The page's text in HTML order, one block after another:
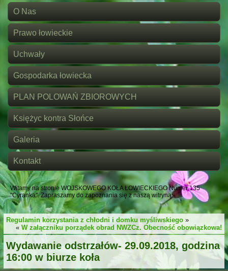
O Nas
Prawo łowieckie
Uchwały
Gospodarka łowiecka
PLAN POLOWAŃ ZBIOROWYCH
Księżyc kontra Słońce
Galeria
Kontakt
Witamy na stronie WOJSKOWEGO KOŁA ŁOWIECKIEGO Numer 135
"Cyranka". Zapraszamy do zapoznania się z naszą witryną.
Regulamin korzystania z chłodni i domku myśliwskiego »
« W załączniku porządek obrad NWZCz. Obecność obowiązkowa!
Wydawanie odstrzałów- 29.09.2018, godzina
16:00 w biurze koła